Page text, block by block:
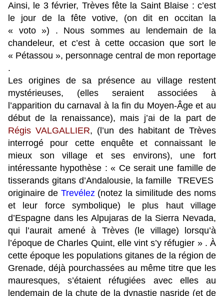
Ainsi, le 3 février, Trèves fête la Saint Blaise : c’est
le jour de la fête votive, (on dit en occitan la
« voto ») . Nous sommes au lendemain de la
chandeleur, et c’est à cette occasion que sort le
« Pétassou », personnage central de mon reportage
.
Les origines de sa présence au village restent
mystérieuses, (elles seraient associées à
l’apparition du carnaval à la fin du Moyen-Âge et au
début de la renaissance), mais j’ai de la part de
Régis VALGALLIER, (l’un des habitant de Trèves
interrogé pour cette enquête et connaissant le
mieux son village et ses environs), une fort
intéressante hypothèse : « Ce serait une famille de
tisserands gitans d’Andalousie, la famille TREVES
originaire de Trevélez (notez la similitude des noms
et leur force symbolique) le plus haut village
d’Espagne dans les Alpujaras de la Sierra Nevada,
qui l’aurait amené à Trèves (le village) lorsqu’à
l’époque de Charles Quint, elle vint s’y réfugier » . À
cette époque les populations gitanes de la région de
Grenade, déjà pourchassées au même titre que les
mauresques, s’étaient réfugiées avec elles au
lendemain de la chute de la dynastie nasride (et de